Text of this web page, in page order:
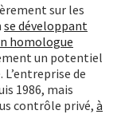
sur les
se développant
homologue
un potentiel
de
1986, mais
contrôle privé, à